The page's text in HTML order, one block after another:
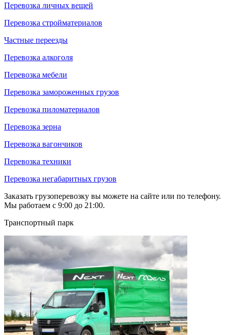
Перевозка личных вещей
Перевозка стройматериалов
Частные переезды
Перевозка алкоголя
Перевозка мебели
Перевозка замороженных грузов
Перевозка пиломатериалов
Перевозка зерна
Перевозка вагончиков
Перевозка техники
Перевозка негабаритных грузов
Заказать грузоперевозку вы можете на сайте или по телефону.
Мы работаем с 9:00 до 21:00.
Транспортный парк